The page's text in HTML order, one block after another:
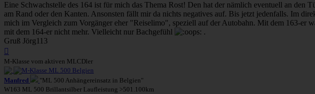
Eine Schwachstelle des 164 ist für mich das Thema Rost! Den hat der nämlich eventuell an
am Rand oder den Kanten. Ansonsten fällt mir da nichts negatives auf. Bis jetzt jedenfalls. Im
mich im Vergleich zum Vorgänger eher "Reiselimo", speziell auf der Autobahn. Mit dem 163-er
mit dem 164-er nicht mehr. Vielleicht nur Bachgefühl
.
Gruß Jörg113
oben
M-Klasse vom aktiven MLCDler
Manfred
"ML 500 Anhängereinsatz in Belgien"
W163 ML 500 Brillantsilber Laufleistung >501.100km